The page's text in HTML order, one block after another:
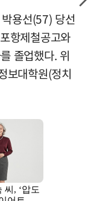
용선(57) 당선
항제철공고와
졸업했다. 위
보대학원(정치